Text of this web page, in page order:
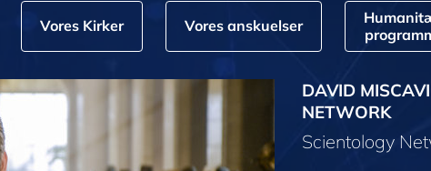
Vores Kirker Vores anskuelser
DAVID
NETWORK
Scientology